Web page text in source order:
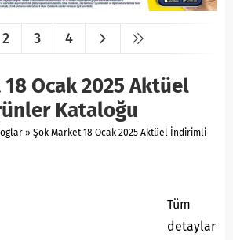
2 3 4
Ocak 2025 Aktüel
Kataloğu
» Şok Market 18 Ocak 2025 Aktüel İndirimli
Tüm
detaylar